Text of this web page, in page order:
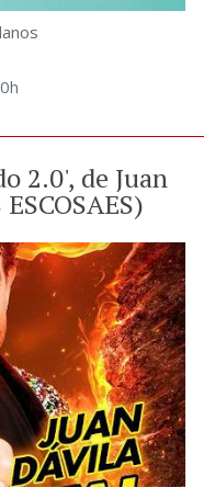
2.0', de Juan